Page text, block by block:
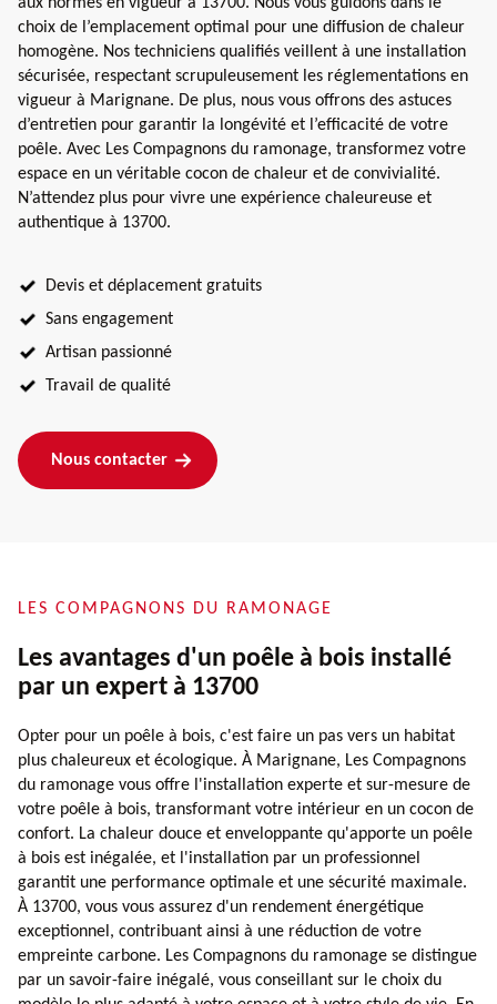
choix de l’emplacement optimal pour une diffusion de chaleur
homogène. Nos techniciens qualifiés veillent à une installation
sécurisée, respectant scrupuleusement les réglementations en
vigueur à Marignane. De plus, nous vous offrons des astuces
d’entretien pour garantir la longévité et l’efficacité de votre
poêle. Avec Les Compagnons du ramonage, transformez votre
espace en un véritable cocon de chaleur et de convivialité.
N’attendez plus pour vivre une expérience chaleureuse et
authentique à 13700.
Devis et déplacement gratuits
Sans engagement
Artisan passionné
Travail de qualité
Nous contacter
LES COMPAGNONS DU RAMONAGE
Les avantages d'un poêle à bois installé
par un expert à 13700
Opter pour un poêle à bois, c'est faire un pas vers un habitat
plus chaleureux et écologique. À Marignane, Les Compagnons
du ramonage vous offre l'installation experte et sur-mesure de
votre poêle à bois, transformant votre intérieur en un cocon de
confort. La chaleur douce et enveloppante qu'apporte un poêle
à bois est inégalée, et l'installation par un professionnel
garantit une performance optimale et une sécurité maximale.
À 13700, vous vous assurez d'un rendement énergétique
exceptionnel, contribuant ainsi à une réduction de votre
empreinte carbone. Les Compagnons du ramonage se distingue
par un savoir-faire inégalé, vous conseillant sur le choix du